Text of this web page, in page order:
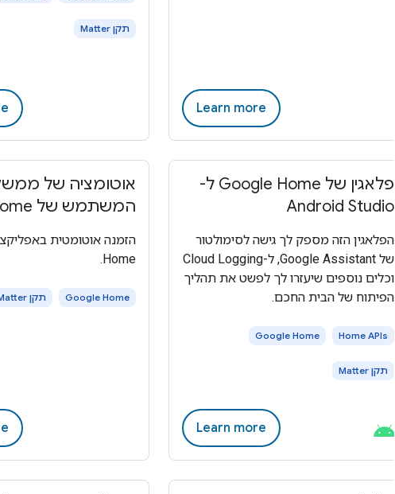
Learn more
תקן Matter
פלאגין של Google Home ל-
Android Studio
הפלאגין הזה מספק לך גישה לסימולטור
של Google Assistant, ל-Cloud Logging
וכלים נוספים שיעזרו לך לפשט את תהליך
הפיתוח של הבית החכם.
Home APIs
Google Home
תקן Matter
Learn more
אוטומציה של
המשתמש של Google Home
Home.
Google Home תקן Matter